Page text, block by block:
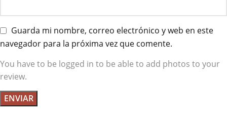
Guarda mi nombre, correo electrónico y web en este
navegador para la próxima vez que comente.
You have to be logged in to be able to add photos to your
review.